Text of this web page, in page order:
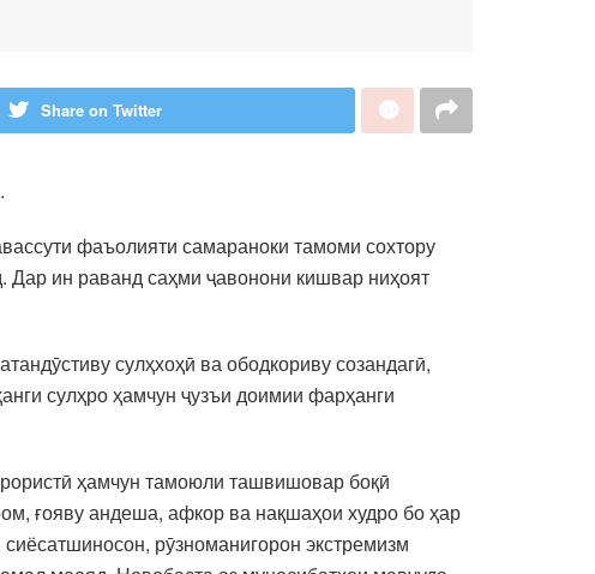
Share on Twitter
фаъолияти самараноки тамоми сохтору
ин раванд саҳми ҷавонони кишвар ниҳоят
сулҳхоҳӣ ва ободкориву созандагӣ,
сулҳро ҳамчун ҷузъи доимии фарҳанги
ҳамчун тамоюли ташвишовар боқӣ
ғояву андеша, афкор ва нақшаҳои худро бо ҳар
рӯзноманигорон экстремизм